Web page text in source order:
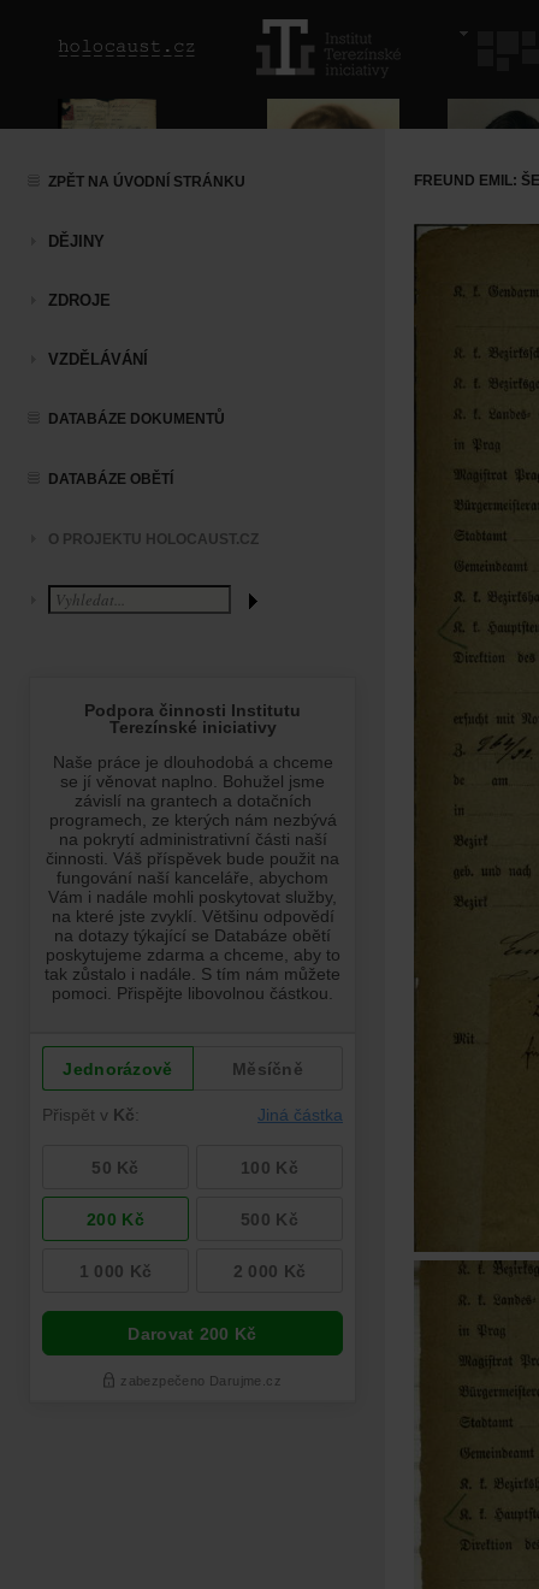
ZPĚT NA ÚVODNÍ STRÁNKU
DĚJINY
ZDROJE
VZDĚLÁVÁNÍ
DATABÁZE DOKUMENTŮ
DATABÁZE OBĚTÍ
O PROJEKTU HOLOCAUST.CZ
FREUND EMIL: